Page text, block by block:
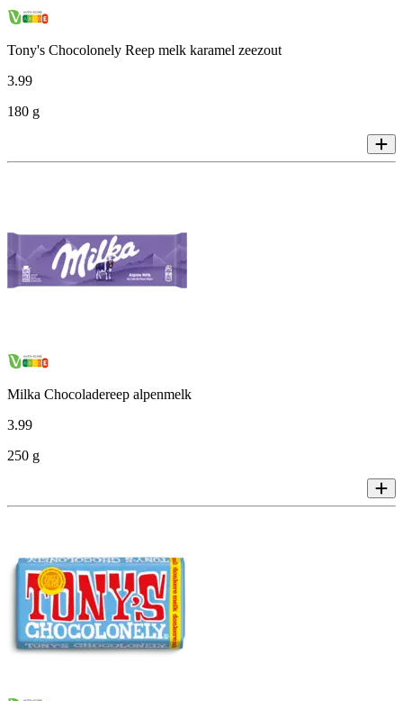
Tony's Chocolonely Reep melk karamel zeezout
3.99
180 g
Milka Chocoladereep alpenmelk
3.99
250 g